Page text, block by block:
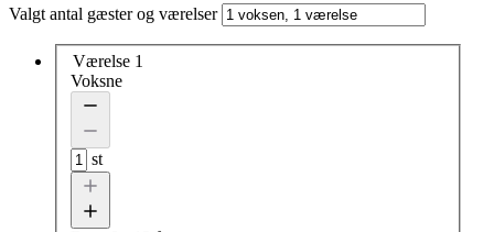
Valgt antal gæster og værelser
Værelse 1
Voksne
st